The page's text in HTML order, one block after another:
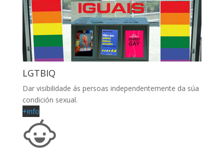
LGTBIQ
Dar visibilidade ás persoas independentemente da súa
condición sexual.
+info